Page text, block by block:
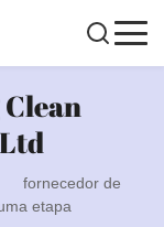
fornecedor de
etapa